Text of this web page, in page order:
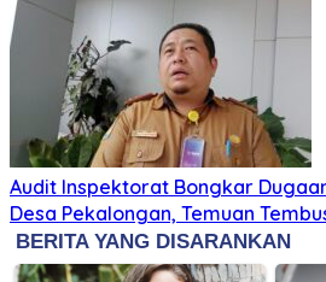
Audit Inspektorat Bongkar
Desa Pekalongan, Temuan